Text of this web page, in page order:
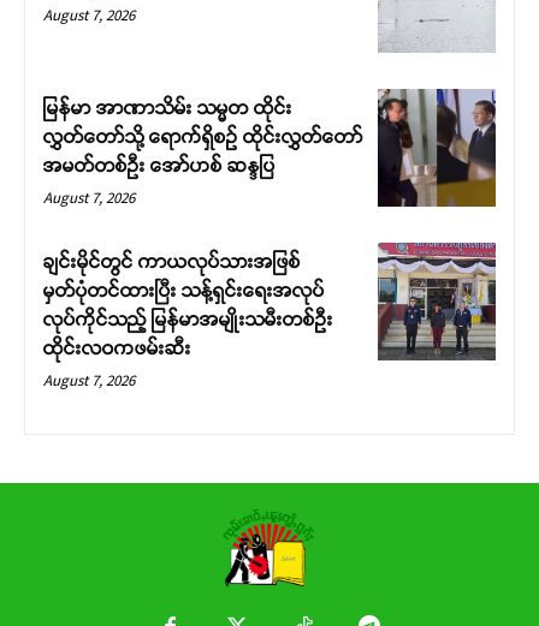
August 7, 2026
မြန်မာ အာဏာသိမ်း သမ္မတ ထိုင်း
လွှတ်တော်သို့ ရောက်ရှိစဉ် ထိုင်းလွှတ်တော်
အမတ်တစ်ဦး အော်ဟစ် ဆန္ဒပြ
August 7, 2026
ချင်းမိုင်တွင် ကာယလုပ်သားအဖြစ်
မှတ်ပုံတင်ထားပြီး သန့်ရှင်းရေးအလုပ်
လုပ်ကိုင်သည့် မြန်မာအမျိုးသမီးတစ်ဦး
ထိုင်းလဝကဖမ်းဆီး
August 7, 2026